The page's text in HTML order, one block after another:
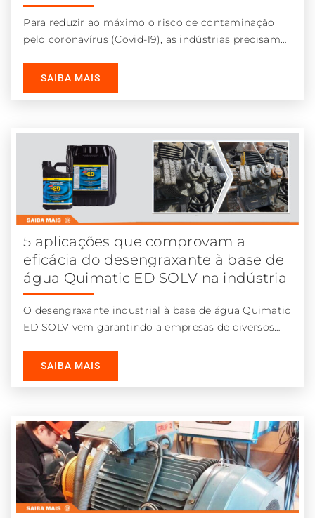
Para reduzir ao máximo o risco de contaminação
pelo coronavírus (Covid-19), as indústrias precisam
SAIBA MAIS
5 aplicações que comprovam a
eficácia do desengraxante à base de
água Quimatic ED SOLV na indústria
O desengraxante industrial à base de água Quimatic
ED SOLV vem garantindo a empresas de diversos
SAIBA MAIS